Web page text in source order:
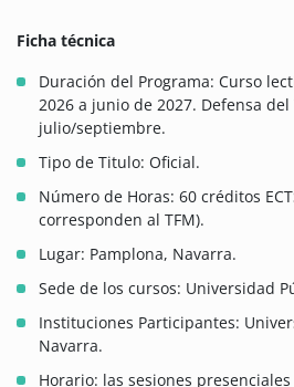
Ficha técnica
Duración del Programa: Curso
2026 a junio de 2027. Defensa del
julio/septiembre.
Tipo de Titulo: Oficial.
Número de Horas: 60 créditos
corresponden al TFM).
Lugar: Pamplona, Navarra.
Sede de los cursos: Universidad
Instituciones Participantes:
Navarra.
Horario: las sesiones